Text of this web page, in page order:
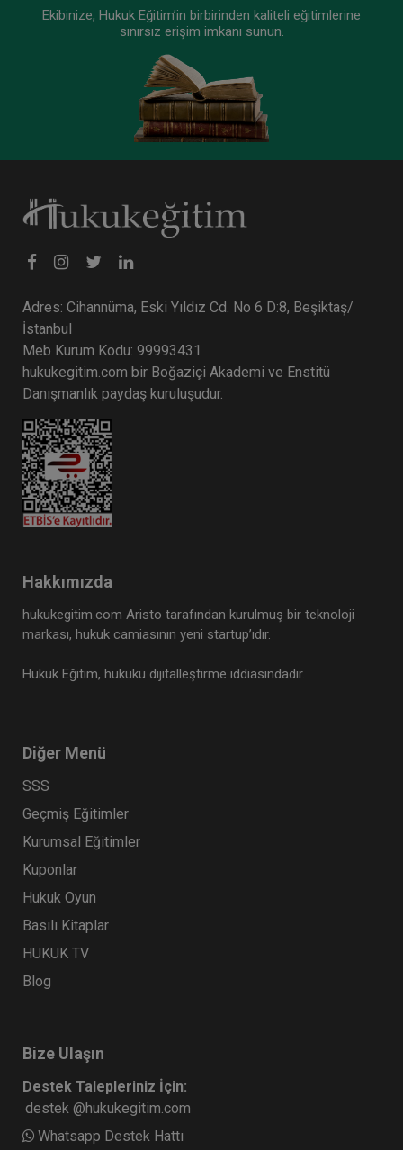
Ekibinize, Hukuk Eğitim’in birbirinden kaliteli eğitimlerine
sınırsız erişim imkanı sunun.
Adres: Cihannüma, Eski Yıldız Cd. No 6 D:8, Beşiktaş/
İstanbul
Meb Kurum Kodu: 99993431
hukukegitim.com bir Boğaziçi Akademi ve Enstitü
Danışmanlık paydaş kuruluşudur.
Hakkımızda
hukukegitim.com Aristo tarafından kurulmuş bir teknoloji
markası, hukuk camiasının yeni startup’ıdır.
Hukuk Eğitim, hukuku dijitalleştirme iddiasındadır.
Diğer Menü
SSS
Geçmiş Eğitimler
Kurumsal Eğitimler
Kuponlar
Hukuk Oyun
Basılı Kitaplar
HUKUK TV
Blog
Bize Ulaşın
Destek Talepleriniz İçin:
destek @hukukegitim.com
Whatsapp Destek Hattı